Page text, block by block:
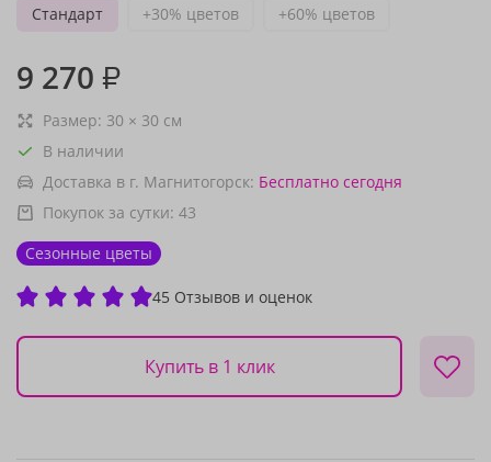
Стандарт
+30% цветов +60% цветов
9 270 ₽
Размер: 30 × 30 см
В наличии
Доставка в г. Магнитогорск: Бесплатно сегодня
Покупок за сутки: 43
Сезонные цветы
45 Отзывов и оценок
Купить в 1 клик